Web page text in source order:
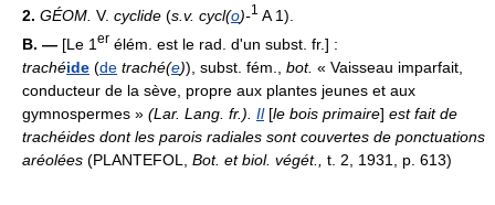
2. GÉOM. V. cyclide (s.v. cycl(o)-1 A 1).
B. — [Le 1 er élém. est le rad. d'un subst. fr.] :
trachéide (de traché(e)), subst. fém., bot. « Vaisseau imparfait,
conducteur de la sève, propre aux plantes jeunes et aux
gymnospermes » (Lar. Lang. fr. ). Il [le bois primaire] est fait de
trachéides dont les parois radiales sont couvertes de ponctuations
aréolées (PLANTEFOL, Bot. et biol. végét., t. 2, 1931, p. 613)